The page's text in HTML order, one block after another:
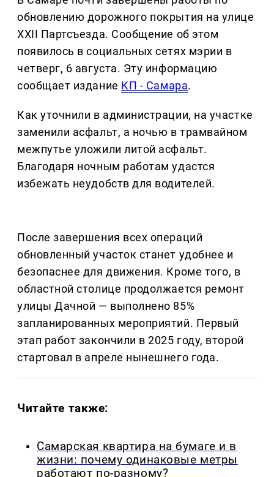
обновлению дорожного покрытия на улице
XXII Партсъезда. Сообщение об этом
появилось в социальных сетях мэрии в
четверг, 6 августа. Эту информацию
сообщает издание КП - Самара.
Как уточнили в администрации, на участке
заменили асфальт, а ночью в трамвайном
межпутье уложили литой асфальт.
Благодаря ночным работам удастся
избежать неудобств для водителей.
После завершения всех операций
обновленный участок станет удобнее и
безопаснее для движения. Кроме того, в
областной столице продолжается ремонт
улицы Дачной — выполнено 85%
запланированных мероприятий. Первый
этап работ закончили в 2025 году, второй
стартовал в апреле нынешнего года.
Читайте также:
Самарская квартира на бумаге и в
жизни: почему одинаковые метры
работают по-разному?